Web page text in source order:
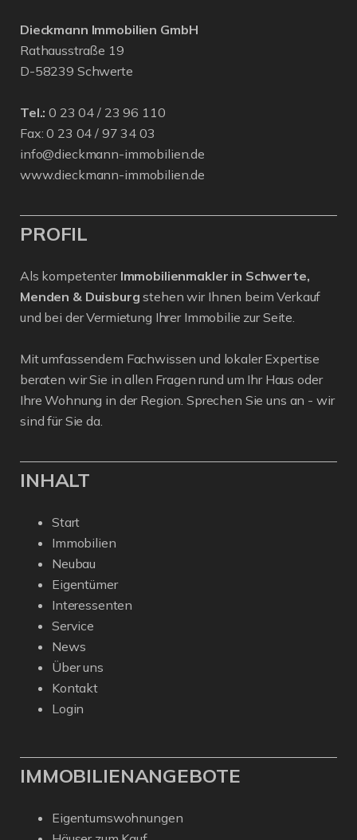
Dieckmann Immobilien GmbH
Rathausstraße 19
D-58239 Schwerte
Tel.: 0 23 04 / 23 96 110
Fax: 0 23 04 / 97 34 03
info@dieckmann-immobilien.de
www.dieckmann-immobilien.de
PROFIL
Als kompetenter Immobilienmakler in Schwerte,
Menden & Duisburg stehen wir Ihnen beim Verkauf
und bei der Vermietung Ihrer Immobilie zur Seite.
Mit umfassendem Fachwissen und lokaler Expertise
beraten wir Sie in allen Fragen rund um Ihr Haus oder
Ihre Wohnung in der Region. Sprechen Sie uns an - wir
sind für Sie da.
INHALT
Start
Immobilien
Neubau
Eigentümer
Interessenten
Service
News
Über uns
Kontakt
Login
IMMOBILIENANGEBOTE
Eigentumswohnungen